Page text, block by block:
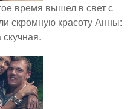
время вышел в свет с
скромную красоту Анны: